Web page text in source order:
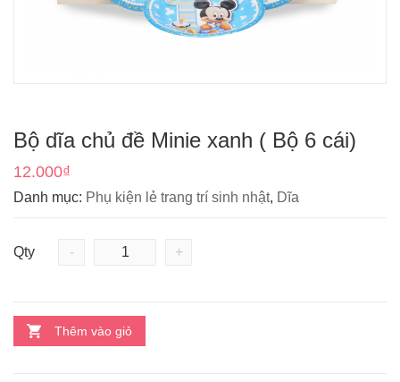
Bộ dĩa chủ đề Minie xanh ( Bộ 6 cái)
12.000₫
Danh mục: Phụ kiện lẻ trang trí sinh nhật, Dĩa
Qty - +
Thêm vào giỏ